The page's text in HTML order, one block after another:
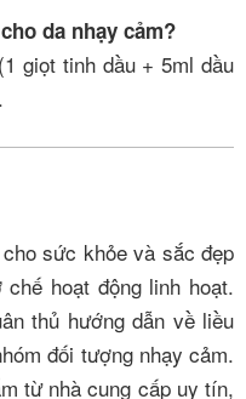
da nhạy cảm?
giọt tinh dầu + 5ml dầu
.
sức khỏe và sắc đẹp
hoạt động linh hoạt.
thủ hướng dẫn về liều
đối tượng nhạy cảm.
từ nhà cung cấp uy tín,